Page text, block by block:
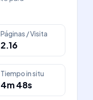
Páginas / Visita
2.16
Tiempo in situ
4m 48s